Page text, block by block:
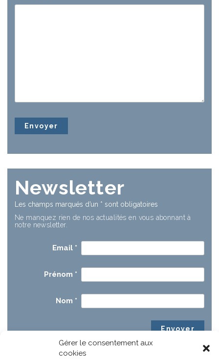
Gérer le consentement aux
cookies
Newsletter
Les champs marqués d’un * sont obligatoires
Ne manquez rien de nos actualités en vous abonnant à
notre newsletter.
Email *
Prénom *
Nom *